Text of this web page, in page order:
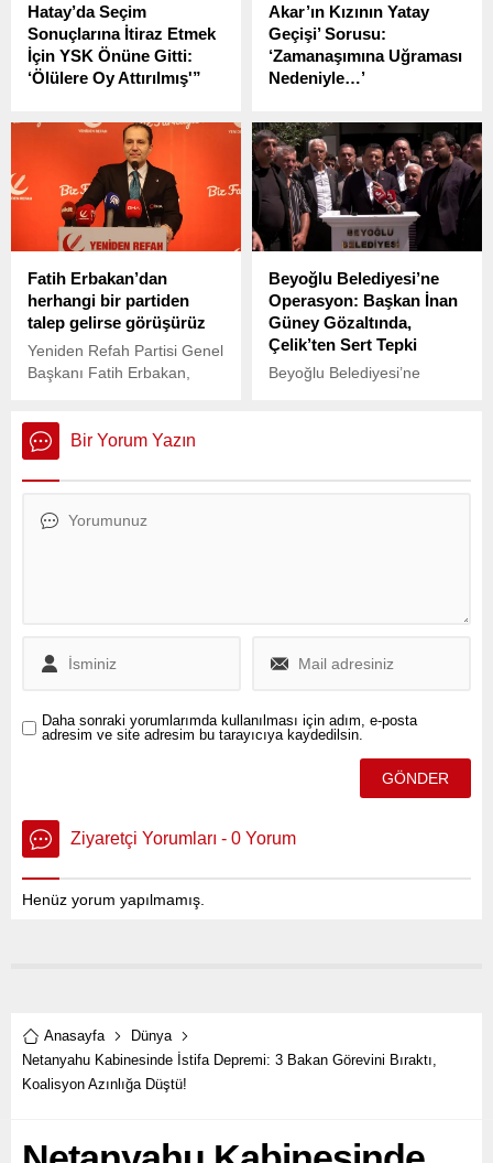
Hatay’da Seçim
Sonuçlarına İtiraz Etmek
İçin YSK Önüne Gitti:
‘Ölülere Oy Attırılmış'”
birinci parti çıkan CHP, 2 bin
735 oy farkla ikinci sırada
kaldığı Hatay’ın peşini
bırakmıyor. Genel başkan
Özgür Özel ve
beraberindekiler bugün
Seçim Kurulu (YSK) ile
görüştü. CHP’liler itiraz
süreci bitmeden
mazbatanın AKP’li adaya
verilmesine tepki gösterdi.
Akar’ın Kızının Yatay
Geçişi’ Sorusu:
‘Zamanaşımına Uğraması
Nedeniyle…’
Büyükşehir Belediye
Başkanı Ekrem
İmamoğlu’nun diplomasının
iptal edilmesinin ardından,
18 Mart’ta CİMER’e AKP
Kayseri Milletvekili Hulusi
hakkında soru yöneltti.
Fatih Erbakan’dan
herhangi bir partiden
talep gelirse görüşürüz
Yeniden Refah Partisi Genel
Başkanı Fatih Erbakan,
olması halinde görüşme
gerçekleştirebileceklerini
söyledi.
Beyoğlu Belediyesi’ne
Operasyon: Başkan İnan
Güney Gözaltında,
Çelik’ten Sert Tepki
Beyoğlu Belediyesi’ne
Bir Yorum Yazın
Daha sonraki yorumlarımda kullanılması için adım, e-posta
adresim ve site adresim bu tarayıcıya kaydedilsin.
Ziyaretçi Yorumları - 0 Yorum
Henüz yorum yapılmamış.
Anasayfa
Dünya
Netanyahu Kabinesinde İstifa Depremi: 3 Bakan Görevini Bıraktı,
Koalisyon Azınlığa Düştü!